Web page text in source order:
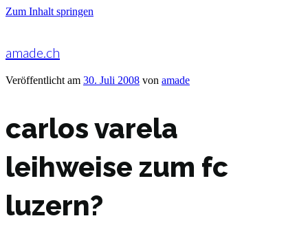
Zum Inhalt springen
amade.ch
Veröffentlicht am 30. Juli 2008 von amade
carlos varela
leihweise zum fc
luzern?